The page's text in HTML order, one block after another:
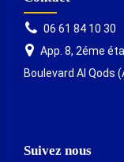
06 61 84 10 30
App. 8, 2éme
Boulevard Al Qods
Suivez nous